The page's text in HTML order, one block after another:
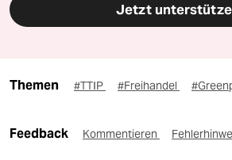
Jetzt
Themen #TTIP #Freihandel
Feedback Kommentieren